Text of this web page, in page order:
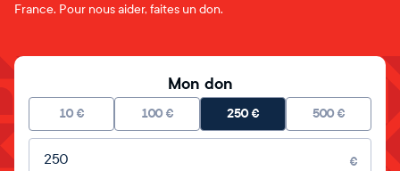
France. Pour nous aider, faites un don.
Mon don
10 € 100 € 250€ 500 €
Montant libre
€